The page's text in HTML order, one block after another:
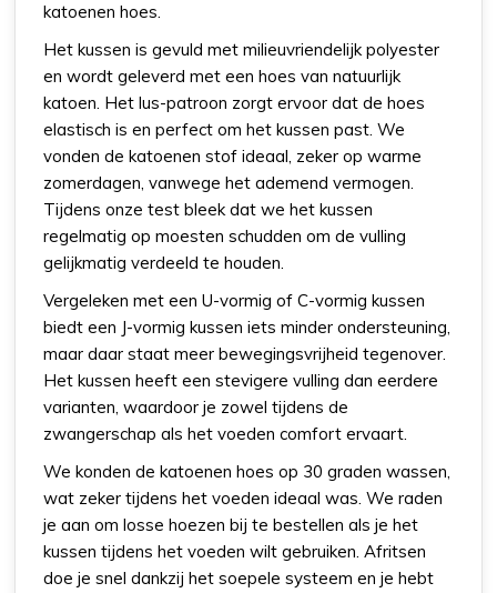
katoenen hoes.
Het kussen is gevuld met milieuvriendelijk polyester
en wordt geleverd met een hoes van natuurlijk
katoen. Het lus-patroon zorgt ervoor dat de hoes
elastisch is en perfect om het kussen past. We
vonden de katoenen stof ideaal, zeker op warme
zomerdagen, vanwege het ademend vermogen.
Tijdens onze test bleek dat we het kussen
regelmatig op moesten schudden om de vulling
gelijkmatig verdeeld te houden.
Vergeleken met een U-vormig of C-vormig kussen
biedt een J-vormig kussen iets minder ondersteuning,
maar daar staat meer bewegingsvrijheid tegenover.
Het kussen heeft een stevigere vulling dan eerdere
varianten, waardoor je zowel tijdens de
zwangerschap als het voeden comfort ervaart.
We konden de katoenen hoes op 30 graden wassen,
wat zeker tijdens het voeden ideaal was. We raden
je aan om losse hoezen bij te bestellen als je het
kussen tijdens het voeden wilt gebruiken. Afritsen
doe je snel dankzij het soepele systeem en je hebt